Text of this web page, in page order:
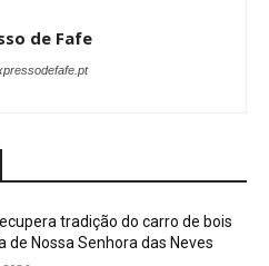
de Fafe
tradição do carro de bois
de Nossa Senhora das Neves